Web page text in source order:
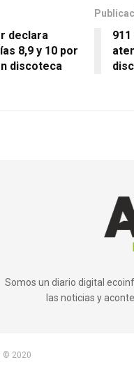
declara
8,9 y 10 por
discoteca
Somos un diario digital
las noticias y
© 2020